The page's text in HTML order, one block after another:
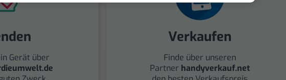
Gerät über
Verkaufen
Finde über unseren
Partner handyverkauf.net